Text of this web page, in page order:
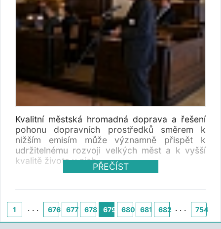
Kvalitní městská hromadná doprava a řešení
pohonu dopravních prostředků směrem k
nižším emisím může významně přispět k
udržitelnému rozvoji velkých měst a k vyšší
kvalitě života v nich.
PŘEČÍST
1 . . . 676 677 678 679 680 681 682 . . . 754